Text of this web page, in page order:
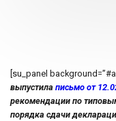
[su_panel
выпустила письмо от
рекомендации по
порядка сдачи